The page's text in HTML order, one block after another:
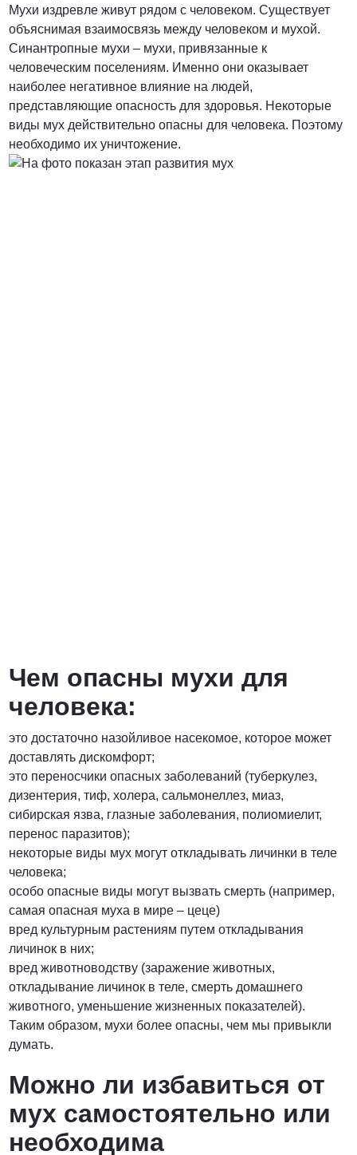
Мухи издревле живут рядом с человеком. Существует
объяснимая взаимосвязь между человеком и мухой.
Синантропные мухи – мухи, привязанные к
человеческим поселениям. Именно они оказывает
наиболее негативное влияние на людей,
представляющие опасность для здоровья. Некоторые
виды мух действительно опасны для человека. Поэтому
необходимо их уничтожение.
Чем опасны мухи для
человека:
это достаточно назойливое насекомое, которое может
доставлять дискомфорт;
это переносчики опасных заболеваний (туберкулез,
дизентерия, тиф, холера, сальмонеллез, миаз,
сибирская язва, глазные заболевания, полиомиелит,
перенос паразитов);
некоторые виды мух могут откладывать личинки в теле
человека;
особо опасные виды могут вызвать смерть (например,
самая опасная муха в мире – цеце)
вред культурным растениям путем откладывания
личинок в них;
вред животноводству (заражение животных,
откладывание личинок в теле, смерть домашнего
животного, уменьшение жизненных показателей).
Таким образом, мухи более опасны, чем мы привыкли
думать.
Можно ли избавиться от
мух самостоятельно или
необходима